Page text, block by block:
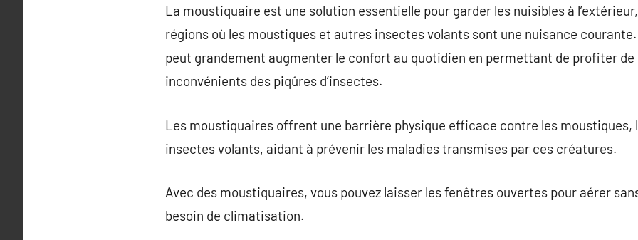
La moustiquaire est une solution essentielle pour garder les nuisibles à
régions où les moustiques et autres insectes volants sont une nuisance
peut grandement augmenter le confort au quotidien en permettant de profiter de
inconvénients des piqûres d’insectes.
Les moustiquaires offrent une barrière physique efficace contre les moustiques,
insectes volants, aidant à prévenir les maladies transmises par ces créatures.
Avec des moustiquaires, vous pouvez laisser les fenêtres ouvertes pour aérer
besoin de climatisation.